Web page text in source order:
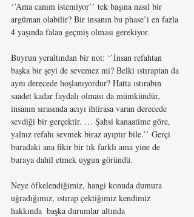
‘’Ama canım istemiyor’’ tek başına nasıl bir
argüman olabilir? Bir insanın bu phase’i en fazla
4 yaşında falan geçmiş olması gerekiyor.
Buyrun yeraltından bir not: ‘’İnsan refahtan
başka bir şeyi de sevemez mi? Belki ıstıraptan da
aynı derecede hoşlanıyordur? Hatta ıstırabın
saadet kadar faydalı olması da mümkündür,
insanın sırasında acıyı ihtirasa varan derecede
sevdiği bir gerçektir. … Şahsi kanaatime göre,
yalnız refahı sevmek biraz ayıptır bile.’’ Gerçi
buradaki ana fikir bir tık farklı ama yine de
buraya dahil etmek uygun göründü.
Neye öfkelendiğimiz, hangi konuda dumura
uğradığımız, ıstırap çektiğimiz kendimiz
hakkında  başka durumlar altında